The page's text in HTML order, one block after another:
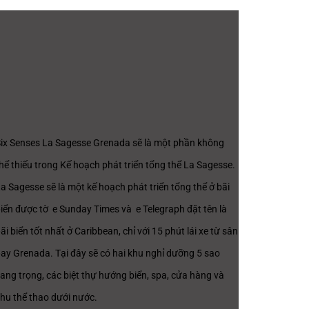
Senses La Sagesse Grenada sẽ là một phần không
thiếu trong Kế hoạch phát triển tổng thể La Sagesse.
Sagesse sẽ là một kế hoạch phát triển tổng thể ở bãi
được tờ e Sunday Times và e Telegraph đặt tên là
biển tốt nhất ở Caribbean, chỉ với 15 phút lái xe từ sân
Grenada. Tại đây sẽ có hai khu nghỉ dưỡng 5 sao
trọng, các biệt thự hướng biển, spa, cửa hàng và
thể thao dưới nước.